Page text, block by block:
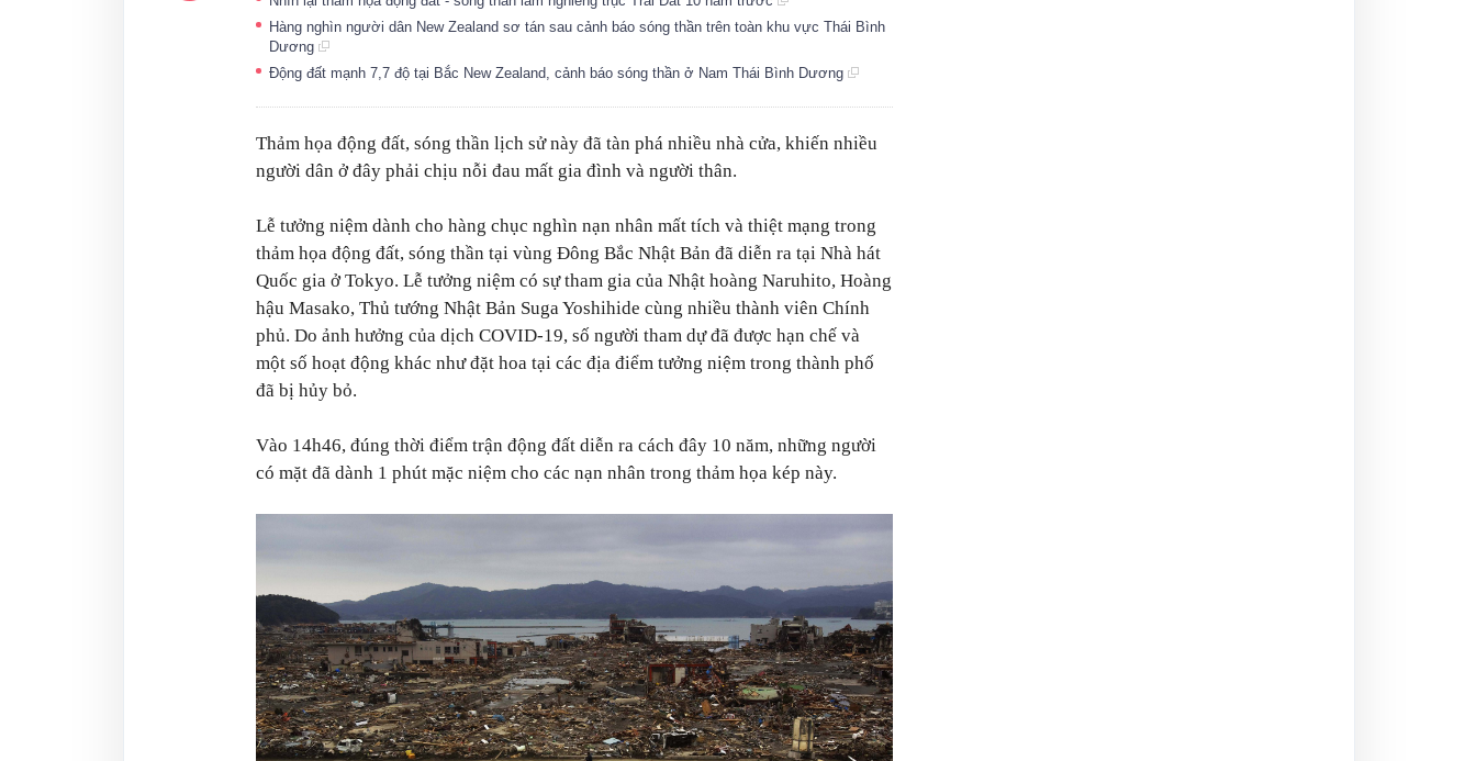
Hàng nghìn người dân New Zealand sơ tán sau cảnh báo sóng thần trên toàn khu vực Thái Bình
Dương
Động đất mạnh 7,7 độ tại Bắc New Zealand, cảnh báo sóng thần ở Nam Thái Bình Dương
Thảm họa động đất, sóng thần lịch sử này đã tàn phá nhiều nhà cửa, khiến nhiều
người dân ở đây phải chịu nỗi đau mất gia đình và người thân.
Lễ tưởng niệm dành cho hàng chục nghìn nạn nhân mất tích và thiệt mạng trong
thảm họa động đất, sóng thần tại vùng Đông Bắc Nhật Bản đã diễn ra tại Nhà hát
Quốc gia ở Tokyo. Lễ tưởng niệm có sự tham gia của Nhật hoàng Naruhito, Hoàng
hậu Masako, Thủ tướng Nhật Bản Suga Yoshihide cùng nhiều thành viên Chính
phủ. Do ảnh hưởng của dịch COVID-19, số người tham dự đã được hạn chế và
một số hoạt động khác như đặt hoa tại các địa điểm tưởng niệm trong thành phố
đã bị hủy bỏ.
Vào 14h46, đúng thời điểm trận động đất diễn ra cách đây 10 năm, những người
có mặt đã dành 1 phút mặc niệm cho các nạn nhân trong thảm họa kép này.